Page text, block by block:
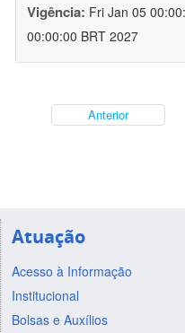
Vigência: Fri Jan 05
00:00:00 BRT 2027
Anterior
Atuação
Acesso à Informação
Institucional
Bolsas e Auxílios